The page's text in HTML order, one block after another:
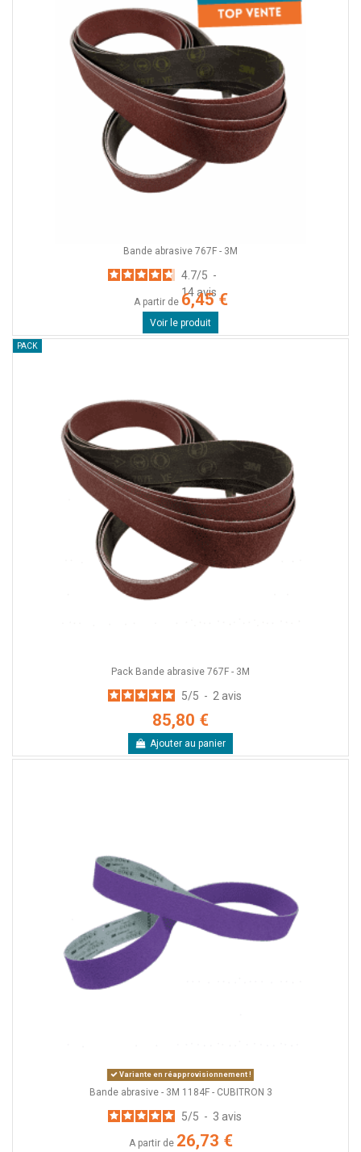
Bande abrasive 767F - 3M
4.7/5 -
14 avis
A partir de 6,45 €
Voir le produit
PACK
Pack Bande abrasive 767F - 3M
5/5 - 2 avis
85,80 €
Ajouter au panier
Variante en réapprovisionnement !
Bande abrasive - 3M 1184F - CUBITRON 3
5/5 - 3 avis
A partir de 26,73 €